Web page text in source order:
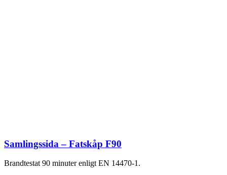
Samlingssida – Fatskåp F90
Brandtestat 90 minuter enligt EN 14470-1.